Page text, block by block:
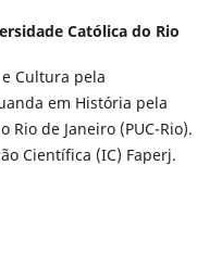
Católica do Rio
Cultura pela
em História pela
de Janeiro (PUC-Rio).
Científica (IC) Faperj.